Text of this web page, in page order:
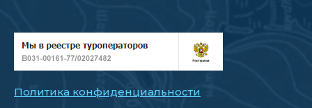
Политика конфиденциальности